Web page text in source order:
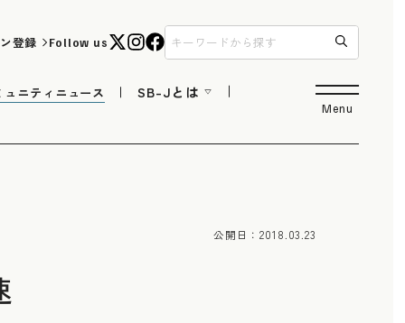
登録 Follow us
ュニティニュース SB-Jとは
Menu
公開日：2018.03.23